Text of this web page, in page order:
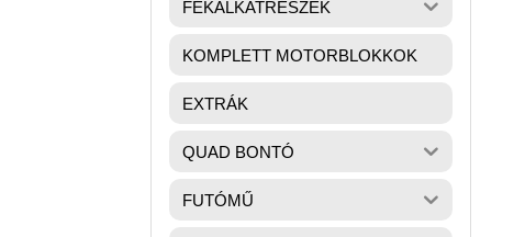
FÉKALKATRÉSZEK
KOMPLETT MOTORBLOKKOK
EXTRÁK
QUAD BONTÓ
FUTÓMŰ